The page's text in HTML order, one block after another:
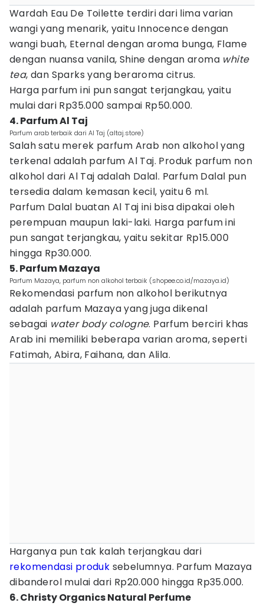
Wardah Eau De Toilette terdiri dari lima varian
wangi yang menarik, yaitu Innocence dengan
wangi buah, Eternal dengan aroma bunga, Flame
dengan nuansa vanila, Shine dengan aroma white
tea, dan Sparks yang beraroma citrus.
Harga parfum ini pun sangat terjangkau, yaitu
mulai dari Rp35.000 sampai Rp50.000.
4. Parfum Al Taj
Parfum arab terbaik dari Al Taj (altaj.store)
Salah satu merek parfum Arab non alkohol yang
terkenal adalah parfum Al Taj. Produk parfum non
alkohol dari Al Taj adalah Dalal. Parfum Dalal pun
tersedia dalam kemasan kecil, yaitu 6 ml.
Parfum Dalal buatan Al Taj ini bisa dipakai oleh
perempuan maupun laki-laki. Harga parfum ini
pun sangat terjangkau, yaitu sekitar Rp15.000
hingga Rp30.000.
5. Parfum Mazaya
Parfum Mazaya, parfum non alkohol terbaik (shopee.co.id/mazaya.id)
Rekomendasi parfum non alkohol berikutnya
adalah parfum Mazaya yang juga dikenal
sebagai water body cologne. Parfum berciri khas
Arab ini memiliki beberapa varian aroma, seperti
Fatimah, Abira, Faihana, dan Alila.
Harganya pun tak kalah terjangkau dari
rekomendasi produk sebelumnya. Parfum Mazaya
dibanderol mulai dari Rp20.000 hingga Rp35.000.
6. Christy Organics Natural Perfume